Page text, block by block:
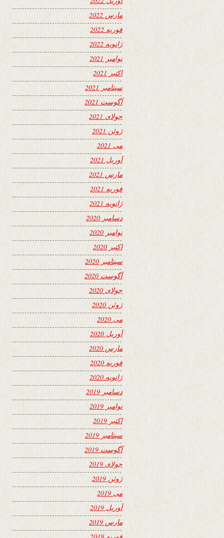
مارس 2022
فوریه 2022
ژانویه 2022
نوامبر 2021
اکتبر 2021
سپتامبر 2021
آگوست 2021
جولای 2021
ژوئن 2021
می 2021
آوریل 2021
مارس 2021
فوریه 2021
ژانویه 2021
دسامبر 2020
نوامبر 2020
اکتبر 2020
سپتامبر 2020
آگوست 2020
جولای 2020
ژوئن 2020
می 2020
آوریل 2020
مارس 2020
فوریه 2020
ژانویه 2020
دسامبر 2019
نوامبر 2019
اکتبر 2019
سپتامبر 2019
آگوست 2019
جولای 2019
ژوئن 2019
می 2019
آوریل 2019
مارس 2019